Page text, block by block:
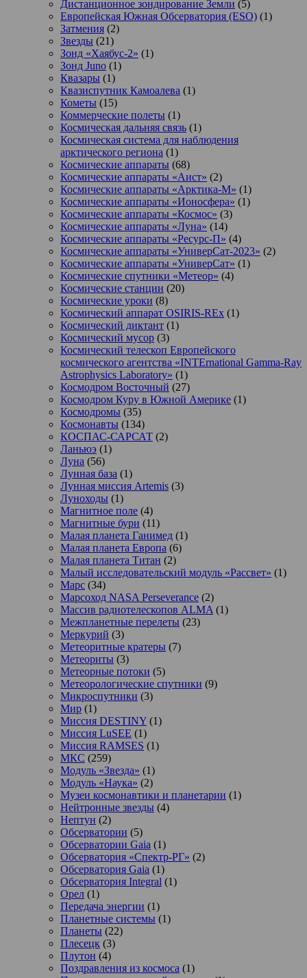
Дистанционное зондирование Земли (5)
Европейская Южная Обсерватория (ESO) (1)
Затмения (2)
Звезды (21)
Зонд «Хаябус-2» (1)
Зонд Juno (1)
Квазары (1)
Квазиспутник Камоалева (1)
Кометы (15)
Коммерческие полеты (1)
Космическая дальняя связь (1)
Космическая система для наблюдения
арктического региона (1)
Космические аппараты (68)
Космические аппараты «Аист» (2)
Космические аппараты «Арктика-М» (1)
Космические аппараты «Ионосфера» (1)
Космические аппараты «Космос» (3)
Космические аппараты «Луна» (14)
Космические аппараты «Ресурс-П» (4)
Космические аппараты «УниверСат-2023» (2)
Космические аппараты «УниверСат» (1)
Космические спутники «Метеор» (4)
Космические станции (20)
Космические уроки (8)
Космический аппарат OSIRIS-REx (1)
Космический диктант (1)
Космический мусор (3)
Космический телескоп Европейского
космического агентства «INTErnational Gamma-Ray
Astrophysics Laboratory» (1)
Космодром Восточный (27)
Космодром Куру в Южной Америке (1)
Космодромы (35)
Космонавты (134)
КОСПАС-САРСАТ (2)
Ланьюэ (1)
Луна (56)
Лунная база (1)
Лунная миссия Artemis (3)
Луноходы (1)
Магнитное поле (4)
Магнитные бури (11)
Малая планета Ганимед (1)
Малая планета Европа (6)
Малая планета Титан (2)
Малый исследовательский модуль «Рассвет» (1)
Марс (34)
Марсоход NASA Perseverance (2)
Массив радиотелескопов ALMA (1)
Межпланетные перелеты (23)
Меркурий (3)
Метеоритные кратеры (7)
Метеориты (3)
Метеорные потоки (5)
Метеорологические спутники (9)
Микроспутники (3)
Мир (1)
Миссия DESTINY (1)
Миссия LuSEE (1)
Миссия RAMSES (1)
МКС (259)
Модуль «Звезда» (1)
Модуль «Наука» (2)
Музеи космонавтики и планетарии (1)
Нейтронные звезды (4)
Нептун (2)
Обсерватории (5)
Обсерватории Gaia (1)
Обсерватория «Спектр-РГ» (2)
Обсерватория Gaia (1)
Обсерватория Integral (1)
Орел (1)
Передача энергии (1)
Планетные системы (1)
Планеты (22)
Плесецк (3)
Плутон (4)
Поздравления из космоса (1)